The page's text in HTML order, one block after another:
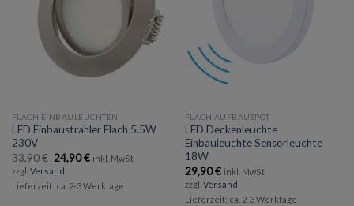
FLACH EINBAULEUCHTEN
LED Einbaustrahler Flach 5.5W
230V
33,90€ Ursprünglicher
Preis
war:
33,90 €
24,90€Aktueller
24,90 €.
inkl. MwSt
zzgl. Versand
Lieferzeit: ca. 2-3 Werktage
FLACH AUFBAUSPOT
LED Deckenleuchte
Einbauleuchte Sensorleuchte
18W
29,90€ inkl. MwSt
zzgl. Versand
Lieferzeit: ca. 2-3 Werktage